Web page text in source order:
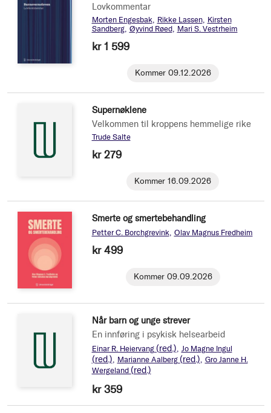
Lovkommentar
Morten Engesbak Rikke Lassen
Kirsten
Sandberg Øyvind Røed Mari S. Vestrheim
kr 1 599
Kommer 09.12.2026
Supernøklene
Velkommen til kroppens hemmelige rike
Trude Salte
kr 279
Kommer 16.09.2026
Smerte og smertebehandling
Petter C. Borchgrevink Olav Magnus Fredheim
kr 499
Kommer 09.09.2026
Når barn og unge strever
En innføring i psykisk helsearbeid
Einar R. Heiervang (red.) Jo Magne Ingul
(red.) Marianne Aalberg (red.) Gro Janne H.
Wergeland (red.)
kr 359